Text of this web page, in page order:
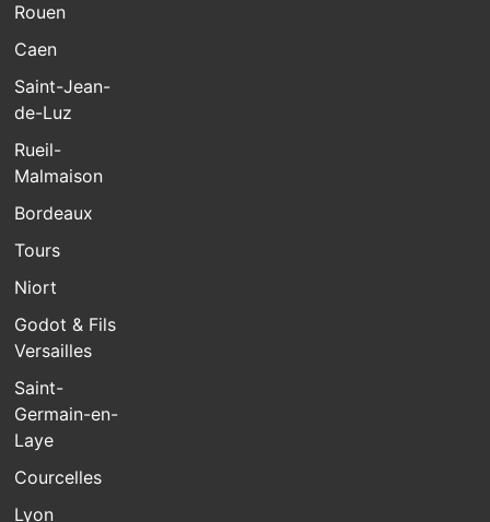
Rouen
Caen
Saint-Jean-
de-Luz
Rueil-
Malmaison
Bordeaux
Tours
Niort
Godot & Fils
Versailles
Saint-
Germain-en-
Laye
Courcelles
Lyon